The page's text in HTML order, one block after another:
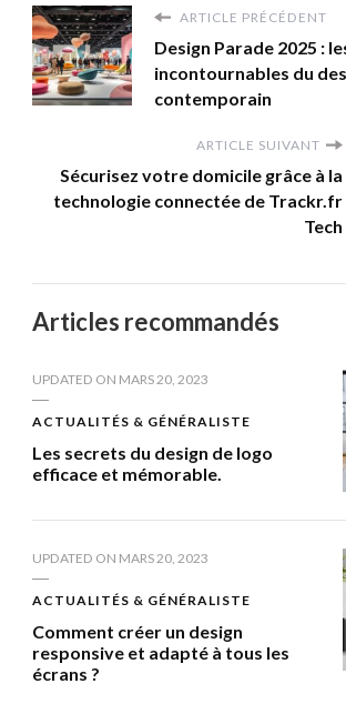
ARTICLE PRÉCÉDENT
Design Parade 2025 :
incontournables du
contemporain
ARTICLE SUIVANT
Sécurisez votre domicile grâce à la
technologie connectée de Trackr.fr
Tech
Articles recommandés
UPDATED ON MARS 20, 2023
ACTUALITÉS & GÉNÉRALISTE
Les secrets du design de logo
efficace et mémorable.
UPDATED ON MARS 20, 2023
ACTUALITÉS & GÉNÉRALISTE
Comment créer un design
responsive et adapté à tous les
écrans ?